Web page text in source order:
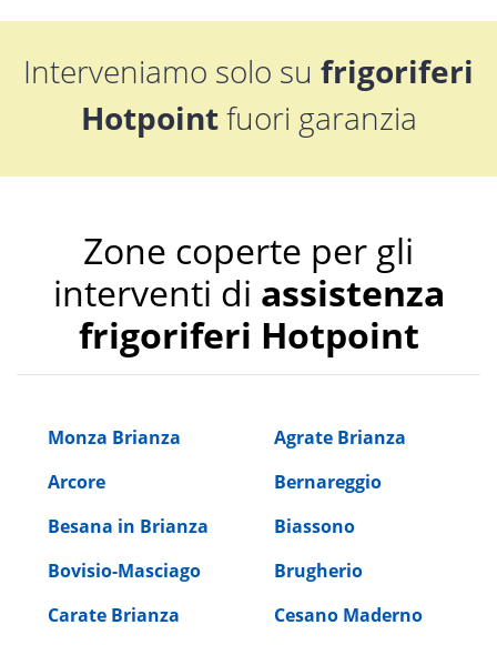
Interveniamo solo su frigoriferi
Hotpointfuori garanzia
Zone coperte per gli
interventi di assistenza
frigoriferi Hotpoint
Monza Brianza
Agrate Brianza
Arcore
Bernareggio
Besana in Brianza
Biassono
Bovisio-Masciago
Brugherio
Carate Brianza
Cesano Maderno